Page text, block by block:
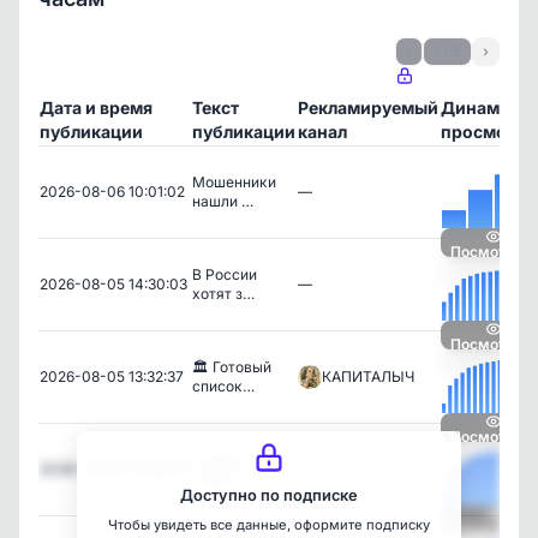
›
Дата и время
публикации
Текст
публикации
Рекламируемый
канал
Динамика
2026-08-06 10:01:02
Мошенники
нашли …
—
Посмотреть
2026-08-05 14:30:03
В России
хотят з…
—
Посмотреть
2026-08-05 13:32:37
🏛 Готовый
список…
КАПИТАЛЫЧ
Посмотреть
2026-08-05 10:49:00
4 августа
Посмотреть
Доступно по подписке
Чтобы увидеть все данные, оформите подписку